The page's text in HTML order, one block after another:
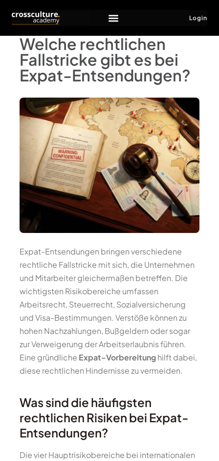
Login
Welche rechtlichen
Fallstricke gibt es bei
Expat-Entsendungen?
Expat-Entsendungen bringen verschiedene
rechtliche Fallstricke mit sich, die Unternehmen
und Mitarbeiter gleichermaßen betreffen. Die
wichtigsten Risikobereiche umfassen
Arbeitsrecht, Steuerrecht, Sozialversicherung
und Visa-Bestimmungen. Verstöße können zu
hohen Nachzahlungen, Bußgeldern oder sogar
zur Verweigerung der Arbeitserlaubnis führen.
Eine gründliche Expat-Vorbereitunghilft dabei,
diese rechtlichen Hindernisse zu vermeiden.
Was sind die häufigsten
rechtlichen Risiken bei Expat-
Entsendungen?
Die vier Hauptrisikobereiche bei internationalen